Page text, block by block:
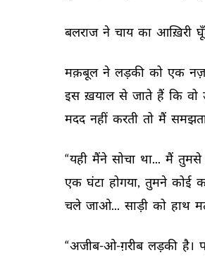
बलराज ने चाय का आख़िरी
मक़बूल ने लड़की को एक
इस ख़याल से जाते हैं कि वो
मदद नहीं करती तो मैं
“यही मैंने सोचा था... मैं तुमसे
एक घंटा होगया, तुमने कोई
चले जाओ... साड़ी को हाथ
“अजीब-ओ-ग़रीब लड़की है।